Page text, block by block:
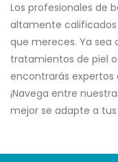
Los profesionales de
altamente
que mereces. Ya sea
tratamientos de piel
encontrarás expertos
¡Navega entre
mejor se adapte a